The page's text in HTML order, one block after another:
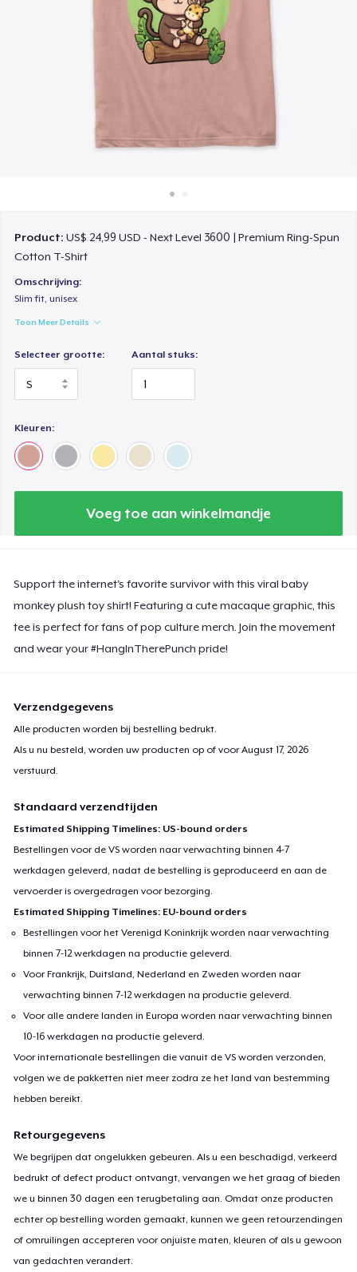
Verkoop overal
Product:US$ 24,99 USD - Next Level 3600 | Premium Ring-Spun
Cotton T-Shirt
Omschrijving:
Slim fit, unisex
Toon Meer Details
Selecteer grootte: Aantal stuks:
Kleuren:
Voeg toe aan winkelmandje
Support the internet's favorite survivor with this viral baby
monkey plush toy shirt! Featuring a cute macaque graphic, this
tee is perfect for fans of pop culture merch. Join the movement
and wear your #HangInTherePunch pride!
Verzendgegevens
Alle producten worden bij bestelling bedrukt.
Als u nu besteld, worden uw producten op of voorAugust 17, 2026
verstuurd.
Standaard verzendtijden
Estimated Shipping Timelines: US-bound orders
Bestellingen voor de VS worden naar verwachting binnen 4-7
werkdagen geleverd, nadat de bestelling is geproduceerd en aan de
vervoerder is overgedragen voor bezorging.
Estimated Shipping Timelines: EU-bound orders
Bestellingen voor het Verenigd Koninkrijk worden naar verwachting
binnen 7-12 werkdagen na productie geleverd.
Voor Frankrijk, Duitsland, Nederland en Zweden worden naar
verwachting binnen 7-12 werkdagen na productie geleverd.
Voor alle andere landen in Europa worden naar verwachting binnen
10-16 werkdagen na productie geleverd.
Voor internationale bestellingen die vanuit de VS worden verzonden,
volgen we de pakketten niet meer zodra ze het land van bestemming
hebben bereikt.
Retourgegevens
We begrijpen dat ongelukken gebeuren. Als u een beschadigd, verkeerd
bedrukt of defect product ontvangt, vervangen we het graag of bieden
we u binnen 30 dagen een terugbetaling aan. Omdat onze producten
echter op bestelling worden gemaakt, kunnen we geen retourzendingen
of omruilingen accepteren voor onjuiste maten, kleuren of als u gewoon
van gedachten verandert.